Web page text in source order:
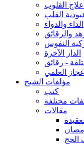
علاج القلوب
القلب
الداء والدواء
والرقائق
النفوس
الدار الآخرة
- رقائق
العلمي
مؤلفات الشيخ
كتب
مختلفة
مقالات
الحج